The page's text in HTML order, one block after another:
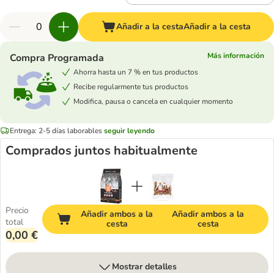
Añadir a la cestaAñadir a la cesta
Compra Programada
Más información
Ahorra hasta un 7 % en tus productos
Recibe regularmente tus productos
Modifica, pausa o cancela en cualquier momento
Entrega: 2-5 días laborablesseguir leyendo
Comprados juntos habitualmente
Precio
total
0,00 €
Añadir ambos a la
cesta
Añadir ambos a la
cesta
Mostrar detalles